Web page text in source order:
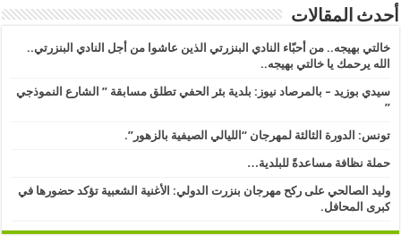
أحدث المقالات
خالتي بهيجه.. من أحبّاء النادي البنزرتي الذين عاشوا من أجل النادي البنزرتي..
الله يرحمك يا خالتي بهيجه..
سيدي بوزيد – بالمرصاد نيوز: بلدية بئر الحفي تطلق مسابقة ” الشارع النموذجي
” ​
تونس: الدورة الثالثة لمهرجان “الليالي الصيفية بالزهور”.
حملة نظافة مساعدةً للبلدية…
وليد الصالحي على ركح مهرجان بنزرت الدولي: الأغنية الشعبية تؤكد حضورها في
كبرى المحافل.